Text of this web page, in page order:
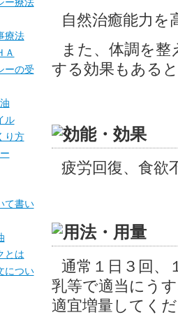
自然治癒能力を
また、体調を
する効果もある
疲労回復、食欲
通常１日３回、
乳等で適当にう
適宜増量してく